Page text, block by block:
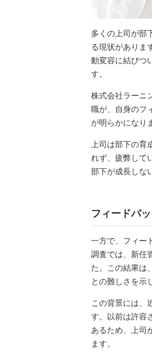
多くの上司が部
る現状がありま
動変容に結びつ
す。
株式会社ラーニ
職が、自身のフ
が明らかになり
上司は部下の
れず、疲弊して
部下が成長しな
フィードバ
一方で、フィー
調査では、新任
た。この結果は
との難しさを示
この背景には、
す。以前は許容
あるため、上司
ます。